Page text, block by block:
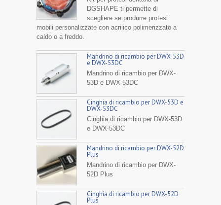
DGSHAPE ti permette di
scegliere se produrre protesi
mobili personalizzate con acrilico polimerizzato a
caldo o a freddo.
Mandrino di ricambio per DWX-53D
e DWX-53DC
Mandrino di ricambio per DWX-
53D e DWX-53DC
Cinghia di ricambio per DWX-53D e
DWX-53DC
Cinghia di ricambio per DWX-53D
e DWX-53DC
Mandrino di ricambio per DWX-52D
Plus
Mandrino di ricambio per DWX-
52D Plus
Cinghia di ricambio per DWX-52D
Plus